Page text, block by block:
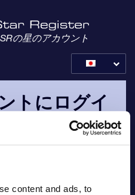
content and ads, to
の星のアカウント
トにログイ